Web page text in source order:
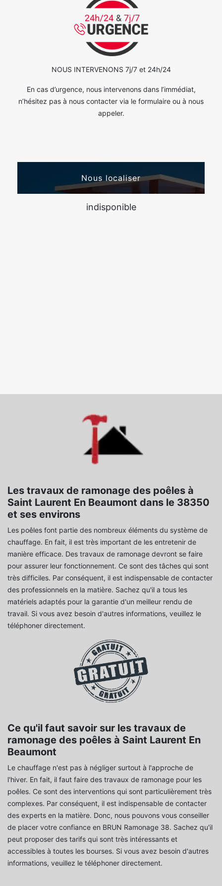
NOUS INTERVENONS 7j/7 et 24h/24
En cas d’urgence, nous intervenons dans l’immédiat,
n’hésitez pas à nous contacter via le formulaire ou à nous
appeler.
Nous localiser
indisponible
Les travaux de ramonage des poêles à
Saint Laurent En Beaumont dans le 38350
et ses environs
Les poêles font partie des nombreux éléments du système de
chauffage. En fait, il est très important de les entretenir de
manière efficace. Des travaux de ramonage devront se faire
pour assurer leur fonctionnement. Ce sont des tâches qui sont
très difficiles. Par conséquent, il est indispensable de contacter
des professionnels en la matière. Sachez qu'il a tous les
matériels adaptés pour la garantie d'un meilleur rendu de
travail. Si vous avez besoin d'autres informations, veuillez le
téléphoner directement.
Ce qu'il faut savoir sur les travaux de
ramonage des poêles à Saint Laurent En
Beaumont
Le chauffage n'est pas à négliger surtout à l'approche de
l'hiver. En fait, il faut faire des travaux de ramonage pour les
poêles. Ce sont des interventions qui sont particulièrement très
complexes. Par conséquent, il est indispensable de contacter
des experts en la matière. Donc, nous pouvons vous conseiller
de placer votre confiance en BRUN Ramonage 38. Sachez qu'il
peut proposer des tarifs qui sont très intéressants et
accessibles à toutes les bourses. Si vous avez besoin d'autres
informations, veuillez le téléphoner directement.